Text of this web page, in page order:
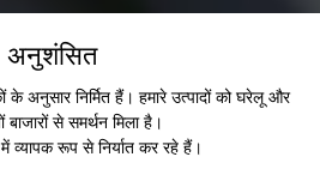
अनुशंसित
के अनुसार निर्मित हैं। हमारे उत्पादों को घरेलू और
बाजारों से समर्थन मिला है।
व्यापक रूप से निर्यात कर रहे हैं।